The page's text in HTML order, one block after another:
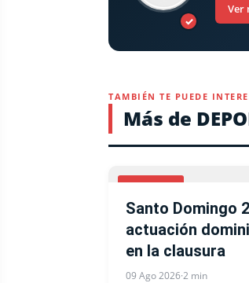
✓
Ver
TAMBIÉN TE PUEDE
Más de
DEPORTES
Santo Domingo
actuación
en la clausura
09 Ago 2026·2 min